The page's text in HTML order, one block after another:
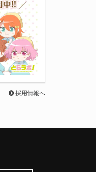
採用情報へ